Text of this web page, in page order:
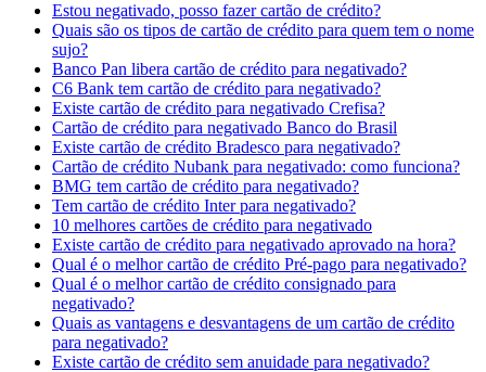
Estou negativado, posso fazer cartão de crédito?
Quais são os tipos de cartão de crédito para quem tem o nome
sujo?
Banco Pan libera cartão de crédito para negativado?
C6 Bank tem cartão de crédito para negativado?
Existe cartão de crédito para negativado Crefisa?
Cartão de crédito para negativado Banco do Brasil
Existe cartão de crédito Bradesco para negativado?
Cartão de crédito Nubank para negativado: como funciona?
BMG tem cartão de crédito para negativado?
Tem cartão de crédito Inter para negativado?
10 melhores cartões de crédito para negativado
Existe cartão de crédito para negativado aprovado na hora?
Qual é o melhor cartão de crédito Pré-pago para negativado?
Qual é o melhor cartão de crédito consignado para
negativado?
Quais as vantagens e desvantagens de um cartão de crédito
para negativado?
Existe cartão de crédito sem anuidade para negativado?